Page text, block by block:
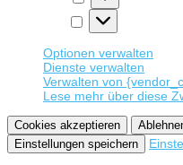
Marketing
Optionen verwalten
Dienste verwalten
Verwalten von
Lese mehr über diese
Cookies akzeptieren
Einstellungen speichern